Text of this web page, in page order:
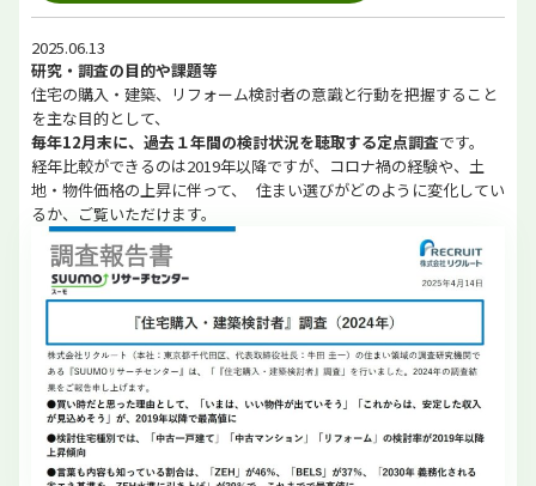
2025.06.13
研究・調査の目的や課題等
住宅の購入・建築、リフォーム検討者の意識と行動を把握すること
を主な目的として、
毎年12月末に、過去１年間の検討状況を聴取する定点調査です。
経年比較ができるのは2019年以降ですが、コロナ禍の経験や、土
地・物件価格の上昇に伴って、 住まい選びがどのように変化してい
るか、ご覧いただけます。